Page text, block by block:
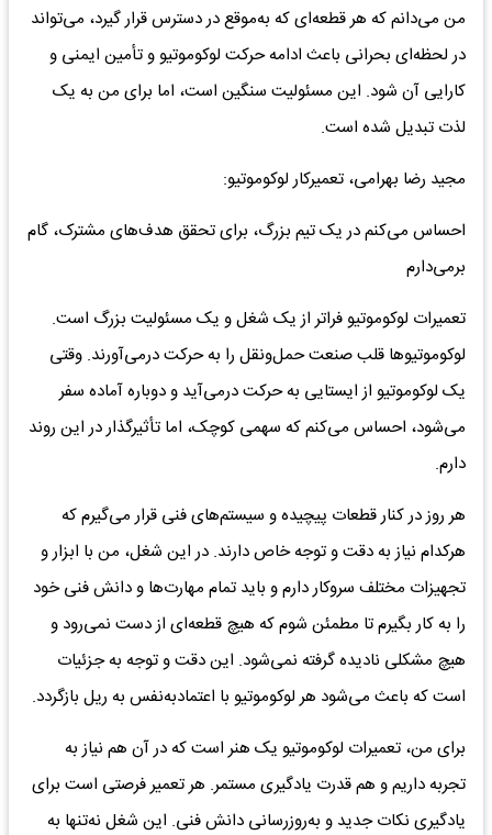
من می‌دانم که هر قطعه‌ای که به‌موقع در دسترس قرار گیرد، می‌تواند
در لحظه‌ای بحرانی باعث ادامه حرکت لوکوموتیو و تأمین ایمنی و
کارایی آن شود. این مسئولیت سنگین است، اما برای من به یک
لذت تبدیل شده است.
مجید رضا بهرامی، تعمیرکار لوکوموتیو:
احساس می‌کنم در یک تیم بزرگ، برای تحقق هدف‌های مشترک، گام
برمی‌دارم
تعمیرات لوکوموتیو فراتر از یک شغل و یک مسئولیت بزرگ است.
لوکوموتیوها قلب صنعت حمل‌ونقل را به حرکت درمی‌آورند. وقتی
یک لوکوموتیو از ایستایی به حرکت درمی‌آید و دوباره آماده سفر
می‌شود، احساس می‌کنم که سهمی کوچک، اما تأثیرگذار در این روند
دارم.
هر روز در کنار قطعات پیچیده و سیستم‌های فنی قرار می‌گیرم که
هرکدام نیاز به دقت و توجه خاص دارند. در این شغل، من با ابزار و
تجهیزات مختلف سروکار دارم و باید تمام مهارت‌ها و دانش فنی خود
را به کار بگیرم تا مطمئن شوم که هیچ قطعه‌ای از دست نمی‌رود و
هیچ مشکلی نادیده گرفته نمی‌شود. این دقت و توجه به جزئیات
است که باعث می‌شود هر لوکوموتیو با اعتمادبه‌نفس به ریل بازگردد.
برای من، تعمیرات لوکوموتیو یک هنر است که در آن هم نیاز به
تجربه داریم و هم قدرت یادگیری مستمر. هر تعمیر فرصتی است برای
یادگیری نکات جدید و به‌روزرسانی دانش فنی. این شغل نه‌تنها به